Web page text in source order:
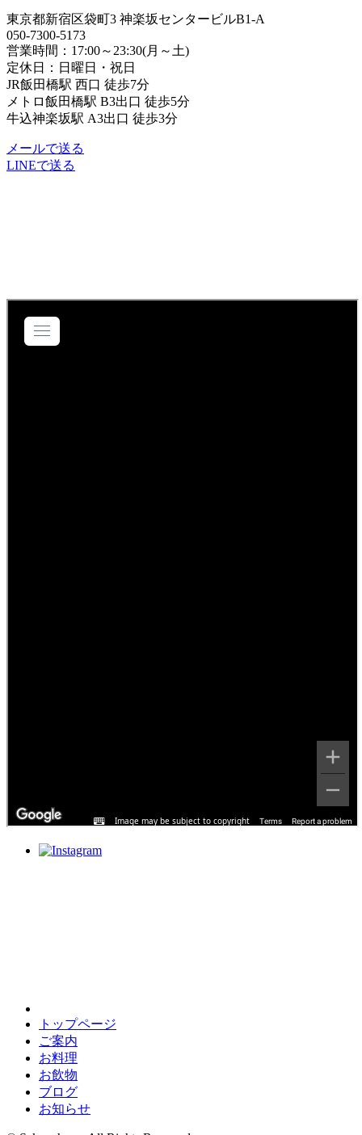
東京都新宿区袋町3 神楽坂センタービルB1-A
050-7300-5173
営業時間：17:00～23:30(月～土)
定休日：日曜日・祝日
JR飯田橋駅 西口 徒歩7分
メトロ飯田橋駅 B3出口 徒歩5分
牛込神楽坂駅 A3出口 徒歩3分
メールで送る
LINEで送る
トップページ
ご案内
お料理
お飲物
ブログ
お知らせ